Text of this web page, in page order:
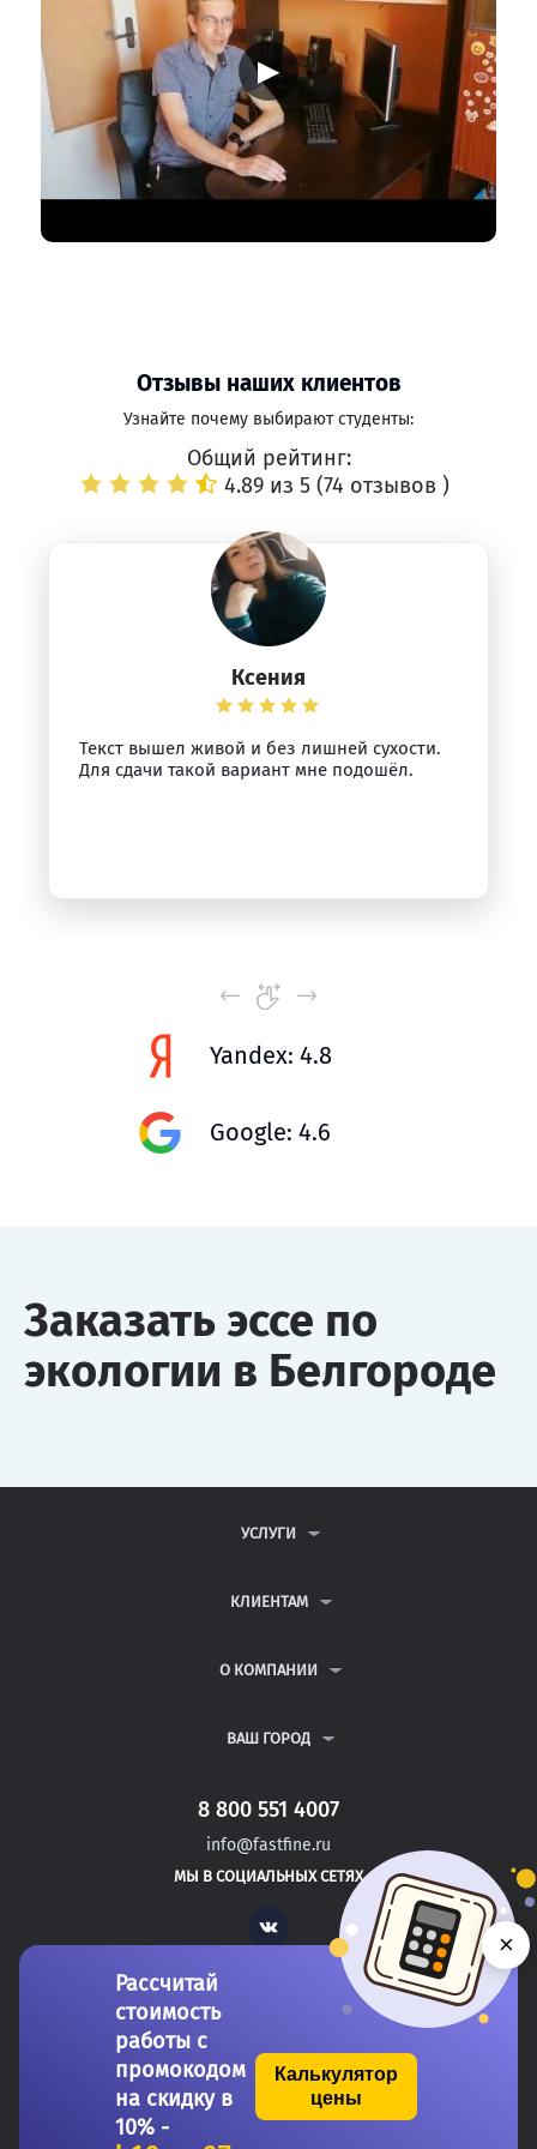
▶
Отзывы наших клиентов
Узнайте почему выбирают студенты:
Общий рейтинг:
4.89 из 5 (74 отзывов )
Ксения
Текст вышел живой и без лишней сухости.
Для сдачи такой вариант мне подошёл.
Yandex: 4.8
Google: 4.6
Заказать эссе по
экологии в Белгороде
УСЛУГИ
ДИПЛОМНЫЕ РАБОТЫ
РЕФЕРАТЫ
КЛИЕНТАМ
ВОПРОСЫ И ОТВЕТЫ
ПОЛИТИКА КОНФИДЕНЦИАЛЬНОСТИ
О КОМПАНИИ
КОНТАКТЫ
ВАШ ГОРОД
САНКТ-ПЕТЕРБУРГ
БИЙСК
БИРОБИДЖАН
8 800 551 4007
info@fastfine.ru
МЫ В СОЦИАЛЬНЫХ СЕТЯХ
Vk
Copyright 2011-2026 FastFine.ru
Рассчитай
стоимость
работы с
промокодом
на скидку в
10% -
Калькулятор
цены
×